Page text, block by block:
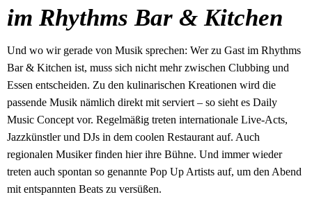
im Rhythms Bar & Kitchen
Und wo wir gerade von Musik sprechen: Wer zu Gast im Rhythms
Bar & Kitchen ist, muss sich nicht mehr zwischen Clubbing und
Essen entscheiden. Zu den kulinarischen Kreationen wird die
passende Musik nämlich direkt mit serviert – so sieht es Daily
Music Concept vor. Regelmäßig treten internationale Live-Acts,
Jazzkünstler und DJs in dem coolen Restaurant auf. Auch
regionalen Musiker finden hier ihre Bühne. Und immer wieder
treten auch spontan so genannte Pop Up Artists auf, um den Abend
mit entspannten Beats zu versüßen.